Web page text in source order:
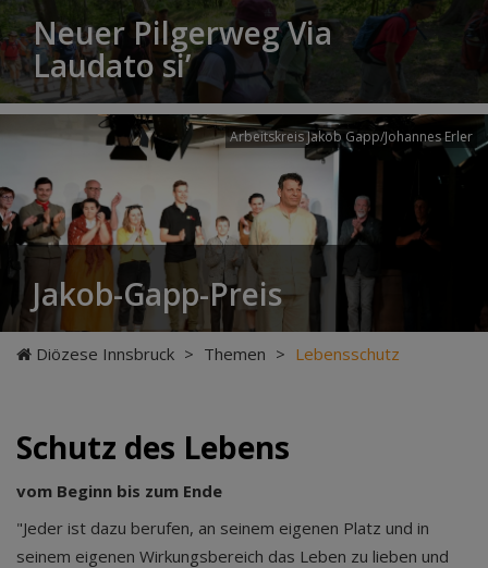
Neuer Pilgerweg Via
Laudato si’
Arbeitskreis Jakob Gapp/Johannes Erler
Jakob-Gapp-Preis
Diözese Innsbruck > Themen > Lebensschutz
Schutz des Lebens
vom Beginn bis zum Ende
"Jeder ist dazu berufen, an seinem eigenen Platz und in
seinem eigenen Wirkungsbereich das Leben zu lieben und